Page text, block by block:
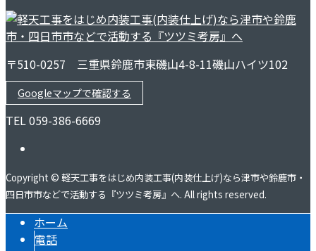
〒510-0257 三重県鈴鹿市東磯山4-8-11磯山ハイツ102
Googleマップで確認する
TEL 059-386-6669
Copyright © 軽天工事をはじめ内装工事(内装仕上げ)なら津市や鈴鹿市・
四日市市などで活動する『ツツミ考房』へ. All rights reserved.
ホーム
電話